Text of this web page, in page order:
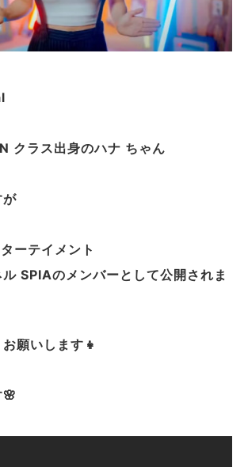
クラス出身のハナ ちゃん
が
ーテイメント
SPIAのメンバーとして公開されま
願いします👧